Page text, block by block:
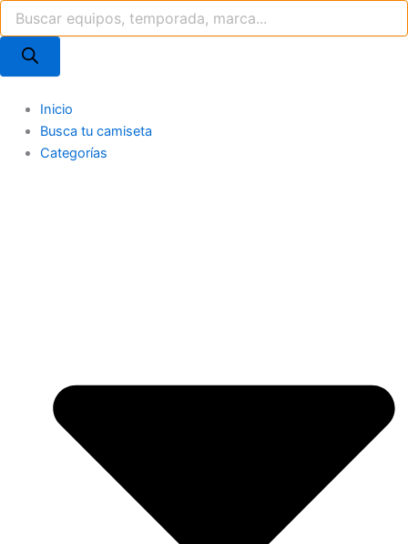
al
contenido
Búsqueda
productos
Inicio
Busca tu camiseta
Categorías